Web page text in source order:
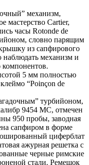
механизм,
мастерство Cartier,
часы Rotonde de
словно парящим
из сапфирового
наблюдать механизм и
компонентов.
5 мм полностью
“Poinçon de
турбийоном,
9454 MC, отмечен
950 пробы, заводная
сапфиром в форме
циферблат
ажурная решетка с
черные римские
стали. Ремешок